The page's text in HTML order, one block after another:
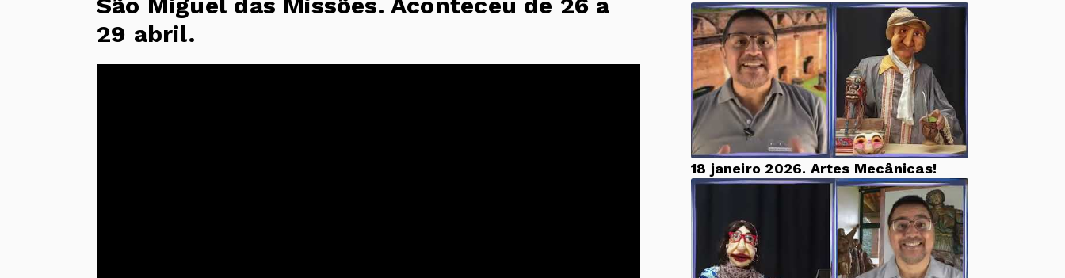
29 abril.
18 janeiro 2026. Artes Mecânicas!